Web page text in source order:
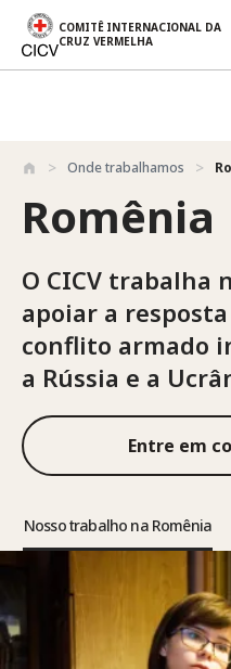
Passar para o conteúdo
COMITÊ INTERNACIONAL DA
CRUZ VERMELHA
Onde trabalhamos
Romênia
O CICV trabalha
apoiar a
conflito armado
a Rússia e a
Entre em
Nosso trabalho na Romênia